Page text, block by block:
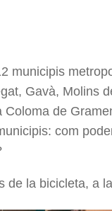
municipis
Gavà, Molins
de
com
de la bicicleta, a